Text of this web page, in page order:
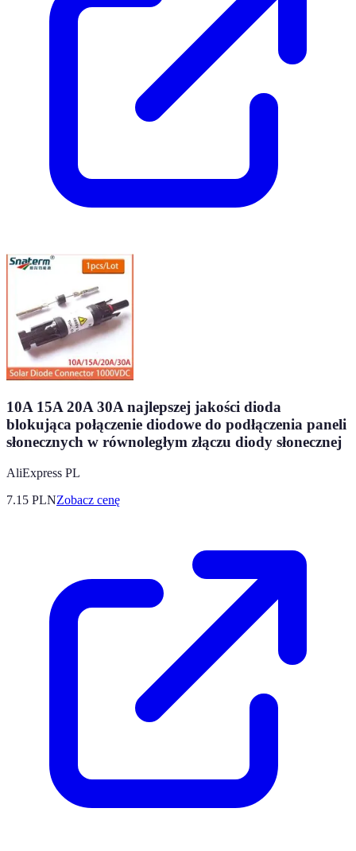
10A 15A 20A 30A najlepszej jakości dioda
blokująca połączenie diodowe do podłączenia paneli
słonecznych w równoległym złączu diody słonecznej
AliExpress PL
7.15 PLNZobacz cenę